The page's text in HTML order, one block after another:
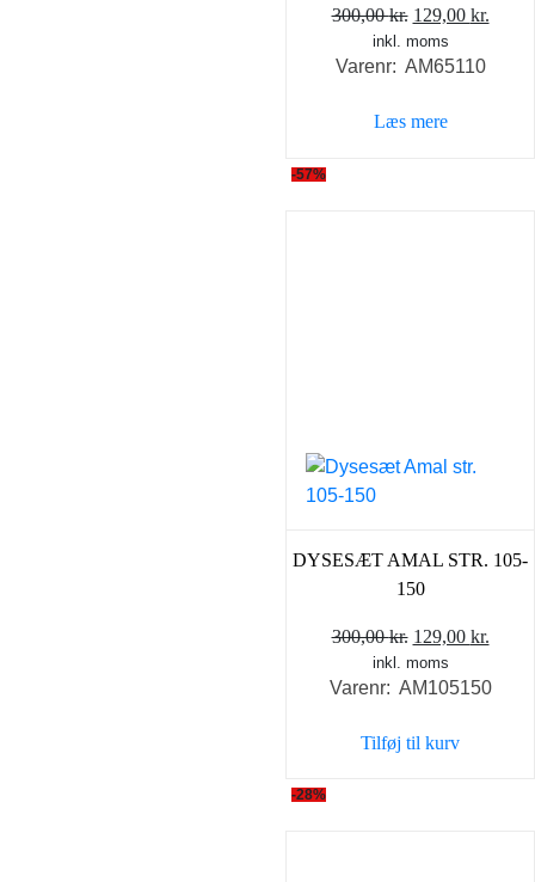
300,00kr. Den
oprindelige
pris
300,00 kr..
129,00 kr.
inkl. moms
Varenr: AM65110
Læs mere
-57%
DYSESÆT AMAL STR. 105-
150
300,00kr. Den
oprindelige
pris
300,00 kr..
129,00 kr.
pris
inkl. moms
Varenr: AM105150
Tilføj til kurv
-28%